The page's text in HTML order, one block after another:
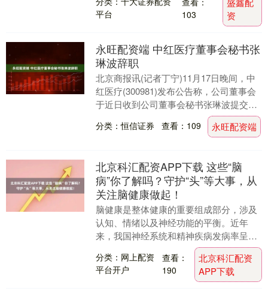
平台
103
资
永旺配资端 中红医疗董事会秘书张
琳波辞职
北京商报讯(记者丁宁)11月17日晚间，中
红医疗(300981)发布公告称，公司董事会
于近日收到公司董事会秘书张琳波提交的
书面辞职报告，因个人原因，张琳波申请
辞....
分类：恒信证券 查看：109 永旺配资端
北京科汇配资APP下载 这些“脑
病”你了解吗？守护“头”等大事，从
关注脑健康做起！
脑健康是整体健康的重要组成部分，涉及
认知、情绪以及神经功能的平衡。近年
来，我国神经系统和精神疾病发病率呈逐
年上升之势，引起了社会各界的广泛关
注。 2000年9月....
分类：网上配资
平台开户
查看：
190
北京科汇配资
APP下载